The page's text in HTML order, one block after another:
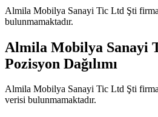
Almila Mobilya Sanayi Tic Ltd Şti
bulunmamaktadır.
Almila Mobilya Sanayi
Pozisyon Dağılımı
Almila Mobilya Sanayi Tic Ltd Şti
verisi bulunmamaktadır.